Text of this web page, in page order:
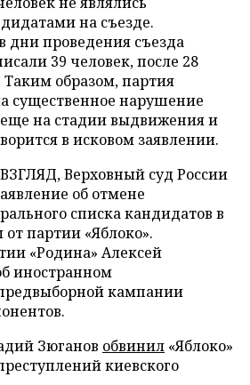
на съезде.
дни проведения съезда
39 человек, после 28
Таким образом, партия
существенное нарушение
еще на стадии выдвижения и
в исковом заявлении.
Верховный суд России
об отмене
списка кандидатов в
партии «Яблоко».
«Родина» Алексей
иностранном
кампании
Зюганов обвинил «Яблоко»
киевского